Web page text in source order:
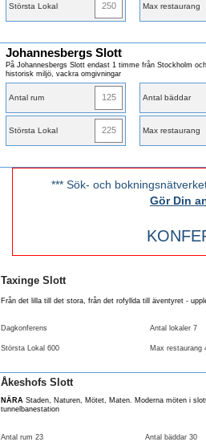
Största Lokal 250 Max restaurang
Johannesbergs Slott
På Johannesbergs Slott endast 1 timme från Stockholm
historisk miljö, vackra omgivningar
Antal rum 125 Antal bäddar
Största Lokal 225 Max restaurang
*** Sök- och
Gör Din
Taxinge Slott
Från det lilla till det stora, från det rofyllda till äventyret -
Dagkonferens Antal lokaler 7
Största Lokal 600 Max restaurang
Åkeshofs Slott
NÄRA Staden, Naturen, Mötet, Maten. Moderna möten i
tunnelbanestation
Antal rum 23 Antal bäddar 30